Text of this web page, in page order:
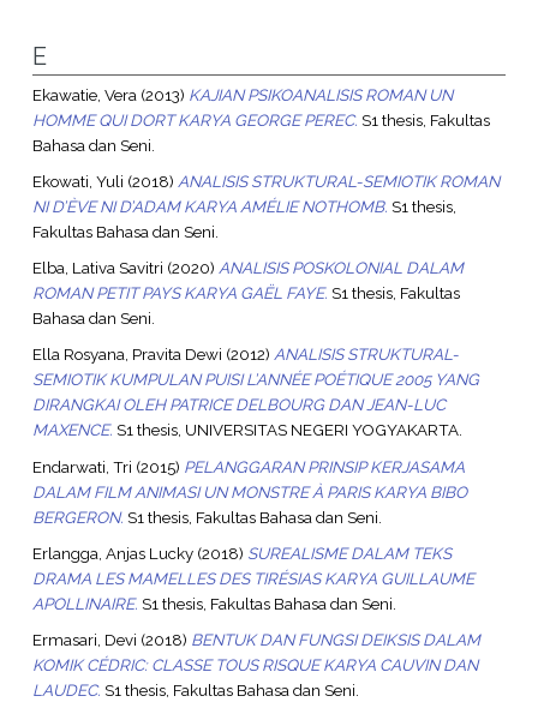
E
Ekawatie, Vera (2013) KAJIAN PSIKOANALISIS ROMAN UN
HOMME QUI DORT KARYA GEORGE PEREC. S1 thesis, Fakultas
Bahasa dan Seni.
Ekowati, Yuli (2018) ANALISIS STRUKTURAL-SEMIOTIK ROMAN
NI D’ÈVE NI D’ADAM KARYA AMÉLIE NOTHOMB. S1 thesis,
Fakultas Bahasa dan Seni.
Elba, Lativa Savitri (2020) ANALISIS POSKOLONIAL DALAM
ROMAN PETIT PAYS KARYA GAËL FAYE. S1 thesis, Fakultas
Bahasa dan Seni.
Ella Rosyana, Pravita Dewi (2012) ANALISIS STRUKTURAL-
SEMIOTIK KUMPULAN PUISI L’ANNÉE POÉTIQUE 2005 YANG
DIRANGKAI OLEH PATRICE DELBOURG DAN JEAN-LUC
MAXENCE. S1 thesis, UNIVERSITAS NEGERI YOGYAKARTA.
Endarwati, Tri (2015) PELANGGARAN PRINSIP KERJASAMA
DALAM FILM ANIMASI UN MONSTRE À PARIS KARYA BIBO
BERGERON. S1 thesis, Fakultas Bahasa dan Seni.
Erlangga, Anjas Lucky(2018) SUREALISME DALAM TEKS
DRAMA LES MAMELLES DES TIRÉSIAS KARYA GUILLAUME
APOLLINAIRE. S1 thesis, Fakultas Bahasa dan Seni.
Ermasari, Devi (2018) BENTUK DAN FUNGSI DEIKSIS DALAM
KOMIK CÉDRIC: CLASSE TOUS RISQUE KARYA CAUVIN DAN
LAUDEC. S1 thesis, Fakultas Bahasa dan Seni.